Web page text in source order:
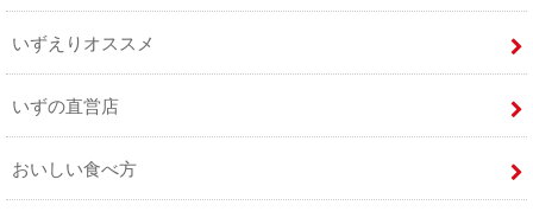
いずえりオススメ
いずの直営店
おいしい食べ方